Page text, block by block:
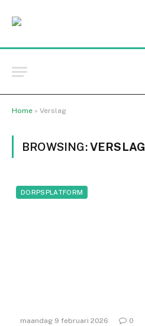
Home » Verslag
BROWSING:VERSLAG
DORPSPLATFORM
maandag 9 februari 2026 0